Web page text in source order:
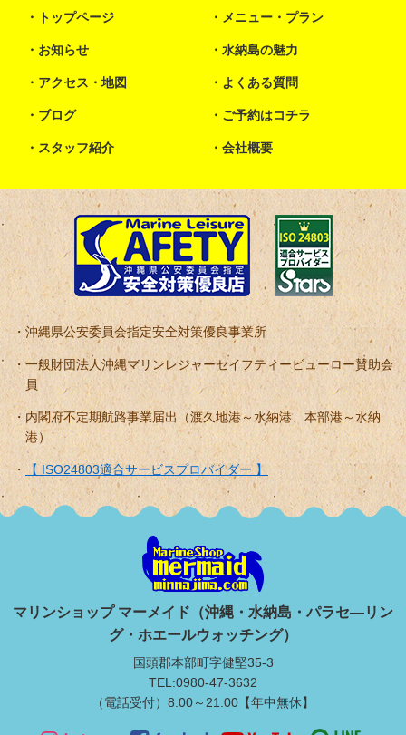
トップページ メニュー・プラン
お知らせ 水納島の魅力
アクセス・地図 よくある質問
ブログ ご予約はコチラ
スタッフ紹介 会社概要
沖縄県公安委員会指定安全対策優良事業所
一般財団法人沖縄マリンレジャーセイフティービューロー賛助会
員
内閣府不定期航路事業届出（渡久地港～水納港、本部港～水納
港）
【 ISO24803適合サービスプロバイダー 】
マリンショップ マーメイド（沖縄・水納島・パラセ―リン
グ・ホエールウォッチング）
国頭郡本部町字健堅35-3
TEL:0980-47-3632
（電話受付）8:00～21:00【年中無休】